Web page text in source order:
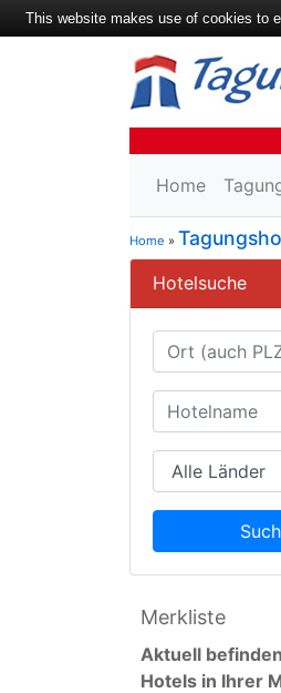
Home
Home »
Hotelsuche
Merkliste
Aktuell
Hotels in Ihrer
This website makes use of cookies to